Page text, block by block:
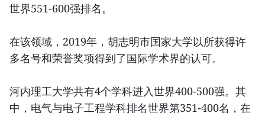
世界551-600强排名。
在该领域，2019年，胡志明市国家大学以所获得许
多名号和荣誉奖项得到了国际学术界的认可。
河内理工大学共有4个学科进入世界400-500强。其
中，电气与电子工程学科排名世界第351-400名，在